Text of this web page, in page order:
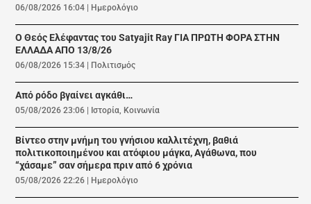
06/08/2026 16:04 Ημερολόγιο
Ο Θεός Ελέφαντας του Satyajit Ray ΓΙΑ ΠΡΩΤΗ ΦΟΡΑ ΣΤΗΝ
ΕΛΛΑΔΑ ΑΠΟ 13/8/26
06/08/2026 15:34 Πολιτισμός
Από ρόδο βγαίνει αγκάθι…
05/08/2026 23:06 Ιστορία, Κοινωνία
Βίντεο στην μνήμη του γνήσιου καλλιτέχνη, βαθιά
πολιτικοποιημένου και ατόφιου μάγκα, Αγάθωνα, που
“χάσαμε” σαν σήμερα πριν από 6 χρόνια
05/08/2026 22:26 Ημερολόγιο